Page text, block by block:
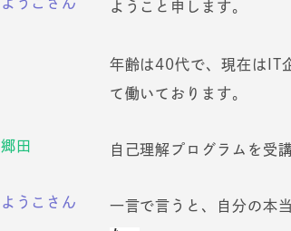
ようこと申します。
年齢は40代で、現在はIT
て働いております。
郷田 自己理解プログラムを受
ようこさん 一言で言うと、自分の本